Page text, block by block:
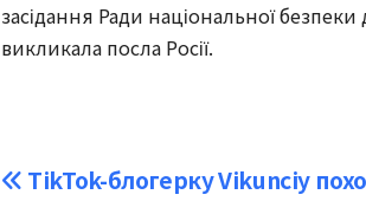
засідання Ради національної
викликала посла Росії.
Post
TikTok-блогерку Vikunciy